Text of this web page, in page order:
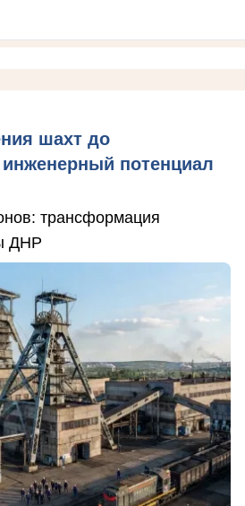
шахт до
инженерный потенциал
трансформация
ДНР